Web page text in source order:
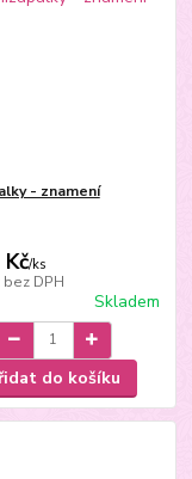
- znamení
/ks
bez DPH
Skladem
do košíku